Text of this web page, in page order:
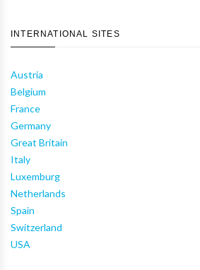
INTERNATIONAL SITES
Austria
Belgium
France
Germany
Great Britain
Italy
Luxemburg
Netherlands
Spain
Switzerland
USA